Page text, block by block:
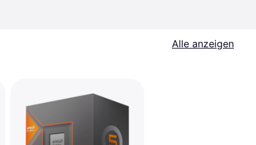
Alle anzeigen